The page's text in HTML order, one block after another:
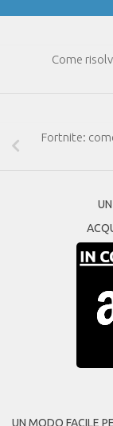
Come
Fortnite:
UN MODO FACILE